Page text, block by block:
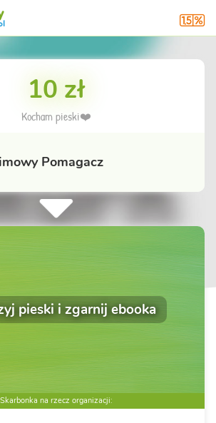
10 zł
Kocham pieski❤️
Pomagacz
pieski i zgarnij ebooka
Skarbonka na rzecz organizacji: